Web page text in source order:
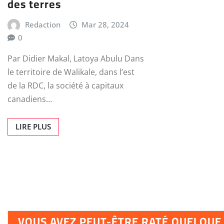
Redaction
Mar 28, 2024
0
Par Didier Makal, Latoya Abulu Dans
le territoire de Walikale, dans l’est
de la RDC, la société à capitaux
canadiens…
LIRE PLUS